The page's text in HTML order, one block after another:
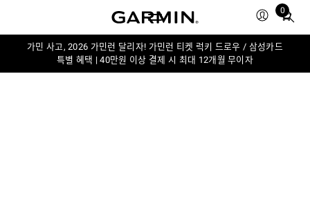
0
Total
in
가민 사고, 2026 가민런 달리자! 가민런 티켓 럭키 드로우 / 삼성카드
특별 혜택 | 40만원 이상 결제 시 최대 12개월 무이자